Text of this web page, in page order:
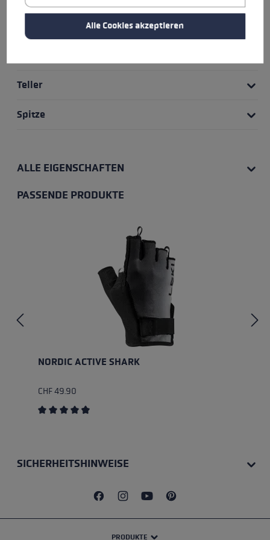
Teller
Spitze
ALLE EIGENSCHAFTEN
PASSENDE PRODUKTE
NORDIC ACTIVE SHARK
CHF 49.90
SICHERHEITSHINWEISE
PRODUKTE
Alle Cookies akzeptieren